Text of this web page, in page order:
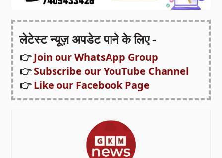
लेटेस्ट न्यूज़ अपडेट पाने के लिए -
👉Join our WhatsApp Group
👉Subscribe our YouTube Channel
👉Like our Facebook Page